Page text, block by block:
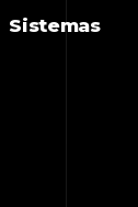
Sistemas